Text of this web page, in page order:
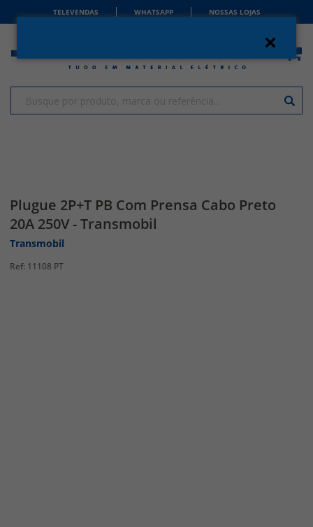
TELEVENDAS WHATSAPP NOSSAS LOJAS
Plugue 2P+T PB Com Prensa Cabo Preto
20A 250V - Transmobil
Transmobil
11108 PT